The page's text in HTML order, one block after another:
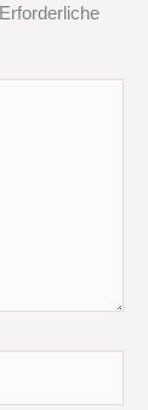
Erforderliche